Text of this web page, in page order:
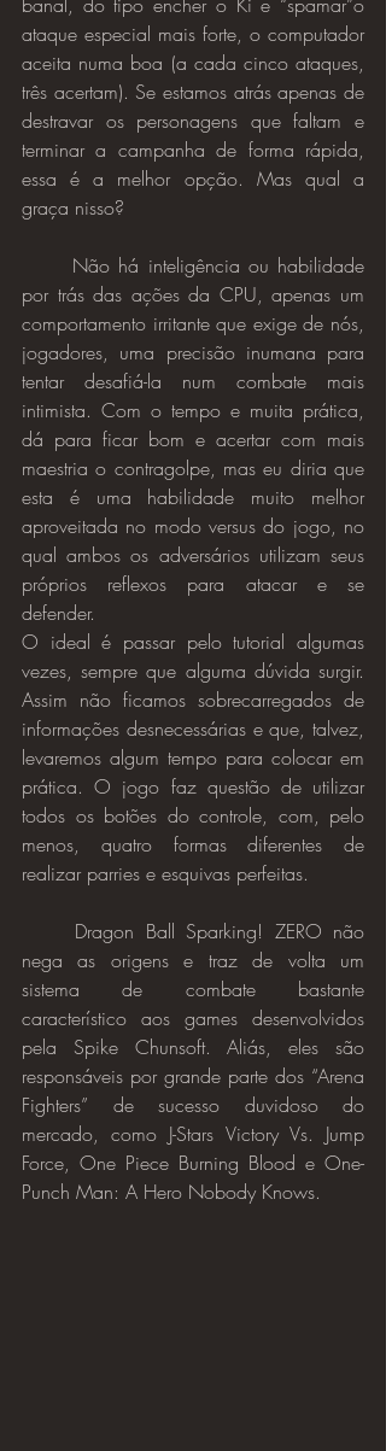
ataque especial mais forte, o computador
aceita numa boa (a cada cinco ataques,
três acertam). Se estamos atrás apenas de
destravar os personagens que faltam e
terminar a campanha de forma rápida,
essa é a melhor opção. Mas qual a
graça nisso?
por trás das ações da CPU, apenas um
comportamento irritante que exige de nós,
jogadores, uma precisão inumana para
tentar desafiá-la num combate mais
intimista. Com o tempo e muita prática,
dá para ficar bom e acertar com mais
maestria o contragolpe, mas eu diria que
esta é uma habilidade muito melhor
aproveitada no modo versus do jogo, no
qual ambos os adversários utilizam seus
próprios reflexos para atacar e se
defender.
O ideal é passar pelo tutorial algumas
vezes, sempre que alguma dúvida surgir.
Assim não ficamos sobrecarregados de
informações desnecessárias e que, talvez,
levaremos algum tempo para colocar em
prática. O jogo faz questão de utilizar
todos os botões do controle, com, pelo
menos, quatro formas diferentes de
realizar parries e esquivas perfeitas.
nega as origens e traz de volta um
sistema de combate bastante
característico aos games desenvolvidos
pela Spike Chunsoft. Aliás, eles são
responsáveis por grande parte dos “Arena
Fighters” de sucesso duvidoso do
mercado, como J-Stars Victory Vs. Jump
Force, One Piece Burning Blood e One-
Punch Man: A Hero Nobody Knows.